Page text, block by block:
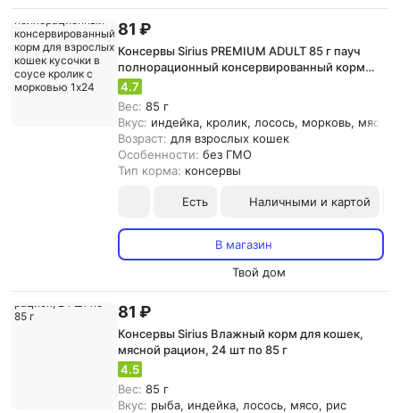
81 ₽
Консервы Sirius PREMIUM ADULT 85 г пауч
полнорационный консервированный корм
для взрослых кошек кусочки в соусе кролик с
морковью 1х24
4.7
Вес: 85 г
Вкус: индейка, кролик, лосось, морковь, мясо,
Возраст: для взрослых кошек
Особенности: без ГМО
Тип корма: консервы
Есть Наличными и картой
В магазин
Твой дом
81 ₽
Консервы Sirius Влажный корм для кошек,
мясной рацион, 24 шт по 85 г
4.5
Вес: 85 г
Вкус: рыба, индейка, лосось, мясо, рис